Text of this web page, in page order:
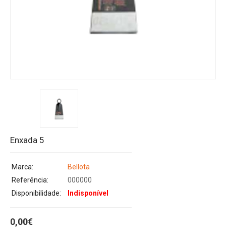
Enxada 5
Marca:
Bellota
Referência:
000000
Disponibilidade:
Indisponível
0,00€